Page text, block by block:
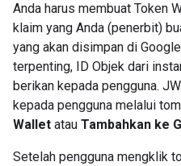
Anda harus membuat Token
klaim yang Anda (penerbit)
yang akan disimpan di
terpenting, ID Objek dari
berikan kepada pengguna.
kepada pengguna melalui
Wallet atau Tambahkan ke
Setelah pengguna mengklik